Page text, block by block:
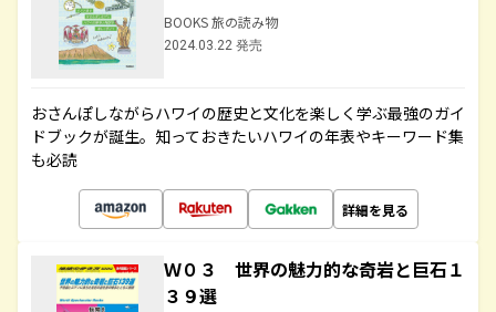
BOOKS 旅の読み物
2024.03.22 発売
おさんぽしながらハワイの歴史と文化を楽しく学ぶ最強のガイ
ドブックが誕生。知っておきたいハワイの年表やキーワード集
も必読
詳細を見る
Ｗ０３ 世界の魅力的な奇岩と巨石１
３９選